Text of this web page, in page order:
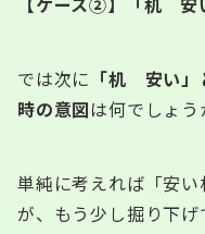
では次に 「机 安い」
時の意図は何でしょう
単純に考えれば「安
が、もう少し掘り下